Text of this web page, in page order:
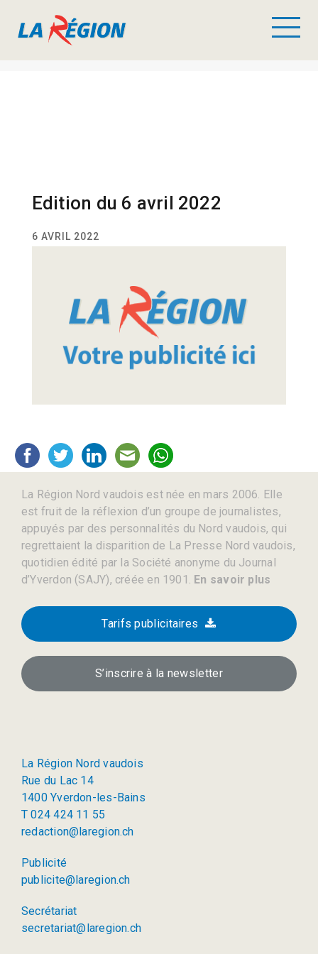
Edition du 6 avril 2022
6 AVRIL 2022
La Région Nord vaudois est née en mars 2006. Elle
est fruit de la réflexion d’un groupe de journalistes,
appuyés par des personnalités du Nord vaudois, qui
regrettaient la disparition de La Presse Nord vaudois,
quotidien édité par la Société anonyme du Journal
d’Yverdon (SAJY), créée en 1901. En savoir plus
Tarifs publicitaires
S’inscrire à la newsletter
La Région Nord vaudois
Rue du Lac 14
1400 Yverdon-les-Bains
T 024 424 11 55
redaction@laregion.ch
Publicité
publicite@laregion.ch
Secrétariat
secretariat@laregion.ch